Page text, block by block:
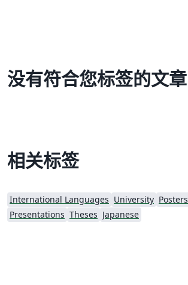
没有符合您标签的文章
相关标签
International Languages University Posters
Presentations Theses Japanese